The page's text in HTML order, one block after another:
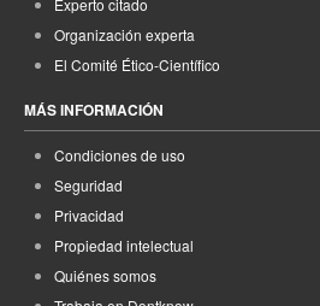
Experto citado
Organización experta
El Comité Ético-Científico
MÁS INFORMACIÓN
Condiciones de uso
Seguridad
Privacidad
Propiedad intelectual
Quiénes somos